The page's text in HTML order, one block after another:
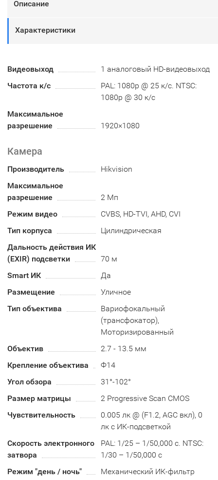
Описание
Характеристики
Видеовыход
1 аналоговый HD-видеовыход
Частота к/с
PAL: 1080p @ 25 к/с. NTSC:
1080p @ 30 к/с
Максимальное
разрешение
1920×1080
Камера
Производитель
Hikvision
Максимальное
разрешение
2 Мп
Режим видео
CVBS, HD-TVI, AHD, CVI
Тип корпуса
Цилиндрическая
Дальность действия ИК
(EXIR) подсветки
70 м
Smart ИК
Да
Размещение
Уличное
Тип объектива
Вариофокальный
(трансфокатор),
Моторизированный
Объектив
2.7 - 13.5 мм
Крепление объектива
Ф14
Угол обзора
31°-102°
Размер матрицы
2 Progressive Scan CMOS
Чувствительность
0.005 лк @ (F1.2, AGC вкл), 0
лк с ИК-подсветкой
Скорость электронного
затвора
PAL: 1/25 – 1/50,000 с. NTSC:
1/30 – 1/50,000 с
Режим "день / ночь"
Механический ИК-фильтр